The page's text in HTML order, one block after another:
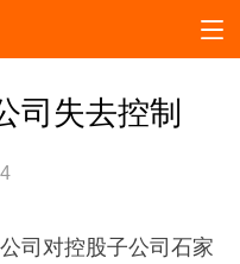
司失去控制
司对控股子公司石家